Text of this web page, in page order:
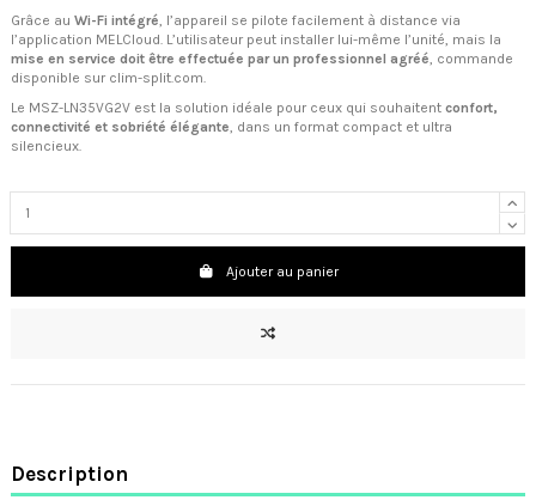
Grâce au Wi-Fi intégré , l’appareil se pilote facilement à distance via
l’application MELCloud. L’utilisateur peut installer lui-même l’unité, mais la
mise en service doit être effectuée par un professionnel agréé , commande
disponible sur clim-split.com.
Le MSZ-LN35VG2V est la solution idéale pour ceux qui souhaitent confort,
connectivité et sobriété élégante, dans un format compact et ultra
silencieux.
Ajouter au panier
Description